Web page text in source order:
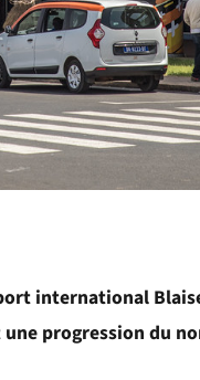
international
progression du